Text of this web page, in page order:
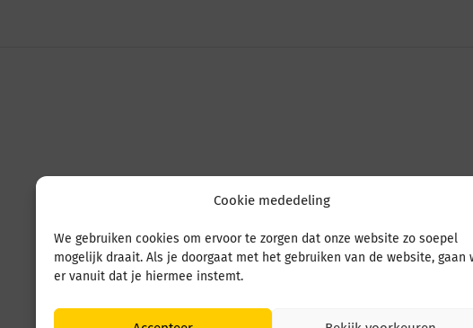
Cookie mededeling
We gebruiken cookies om ervoor te zorgen dat onze website zo soepel
mogelijk draait. Als je doorgaat met het gebruiken van de website, gaan
er vanuit dat je hiermee instemt.